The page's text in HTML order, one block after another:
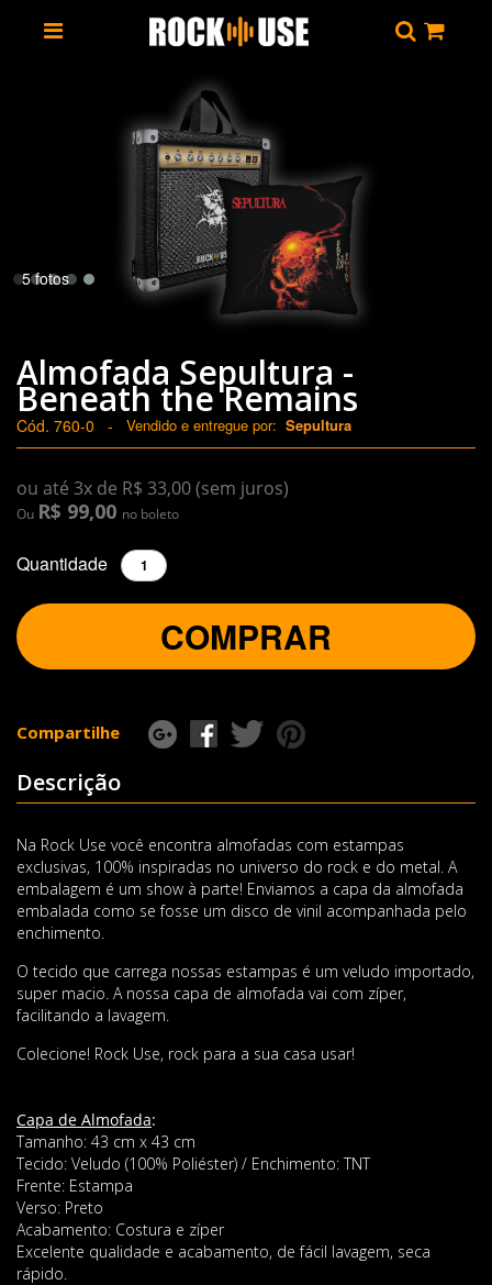
5 fotos
Almofada Sepultura -
Beneath the Remains
Cód. 760-0 - Vendido e entregue por: Sepultura
ou até 3x de R$ 33,00 (sem juros)
Ou R$ 99,00 no boleto
Quantidade
COMPRAR
Compartilhe
Descrição
Na Rock Use você encontra almofadas com estampas
exclusivas, 100% inspiradas no universo do rock e do metal. A
embalagem é um show à parte! Enviamos a capa da almofada
embalada como se fosse um disco de vinil acompanhada pelo
enchimento.
O tecido que carrega nossas estampas é um veludo importado,
super macio. A nossa capa de almofada vai com zíper,
facilitando a lavagem.
Colecione! Rock Use, rock para a sua casa usar!
Capa de Almofada:
Tamanho: 43 cm x 43 cm
Tecido: Veludo (100% Poliéster) / Enchimento: TNT
Frente: Estampa
Verso: Preto
Acabamento: Costura e zíper
Excelente qualidade e acabamento, de fácil lavagem, seca
rápido.